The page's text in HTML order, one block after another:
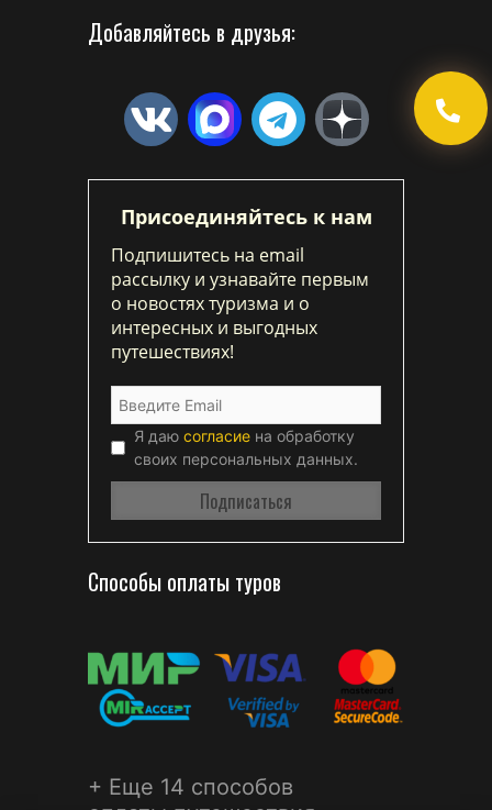
Добавляйтесь в друзья:
Присоединяйтесь к нам
Подпишитесь на email
рассылку и узнавайте первым
о новостях туризма и о
интересных и выгодных
путешествиях!
Я даю согласие на обработку
своих персональных данных.
Способы оплаты туров
+ Еще 14 способов